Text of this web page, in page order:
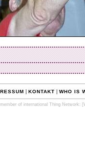
| KONTAKT | WHO IS
of international Thing Network: